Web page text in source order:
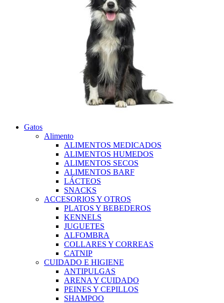
Gatos
Alimento
ALIMENTOS MEDICADOS
ALIMENTOS HUMEDOS
ALIMENTOS SECOS
ALIMENTOS BARF
LÁCTEOS
SNACKS
ACCESORIOS Y OTROS
PLATOS Y BEBEDEROS
KENNELS
JUGUETES
ALFOMBRA
COLLARES Y CORREAS
CATNIP
CUIDADO E HIGIENE
ANTIPULGAS
ARENA Y CUIDADO
PEINES Y CEPILLOS
SHAMPOO